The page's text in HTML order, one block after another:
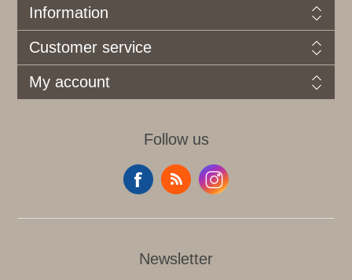
Information
Customer service
My account
Follow us
Newsletter